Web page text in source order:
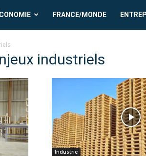
FRANCE/MONDE
industriels
Industrie